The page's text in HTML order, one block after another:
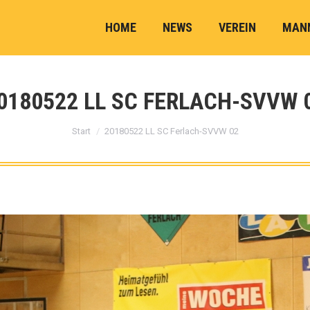
HOME NEWS VEREIN
LL SC FERLACH-SVVW
Sie befinden sich hier:
Start 20180522 LL SC Ferlach-SVVW 02